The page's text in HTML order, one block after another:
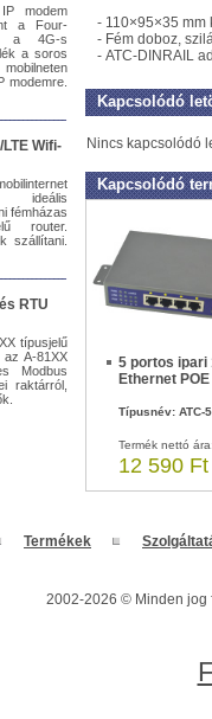
modem
a Four-
a 4G-s
a soros
modemre.
Wifi-
ideális
fémházas
router.
szállítani.
RTU
típusjelű
A-81XX
Modbus
raktárról,
- 110×95×35 mm
- Fém doboz,
- ATC-DINRAIL
Kapcsolódó
Nincs kapcsolódó
Kapcsolódó
5 portos ipari
Ethernet
Típusnév: ATC-
Termék nettó
12 590 Ft
Termékek
2002-2026 © Minden jog